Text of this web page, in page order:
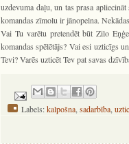
uzdevuma daļu, un tas prasa
komandas zīmolu ir jānopelna.
Vai Tu varētu pretendēt būt Zilo
komandas spēlētājs? Vai esi uzticīgs
Tevi? Varēs uzticēt Tev pat savas
Labels:kalpošna,sadarbība,